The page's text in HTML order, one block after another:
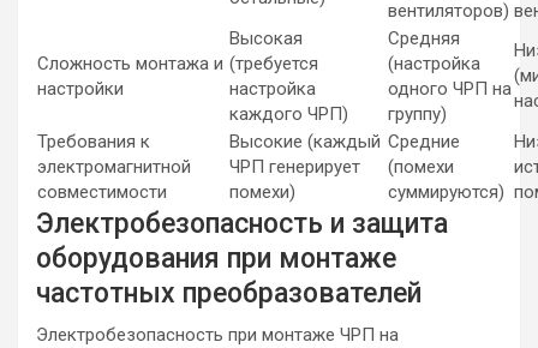
вентиляторов)
Сложность монтажа и
настройки
Высокая
(требуется
настройка
каждого ЧРП)
Средняя
(настройка
одного ЧРП на
группу)
Требования к
электромагнитной
совместимости
Высокие (каждый
ЧРП генерирует
помехи)
Средние
(помехи
суммируются)
Электробезопасность и защита
оборудования при монтаже
частотных преобразователей
Электробезопасность при монтаже ЧРП на